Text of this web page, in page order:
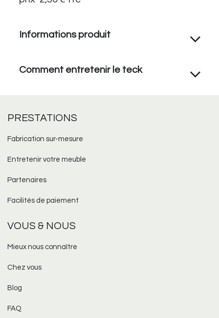
Informations produit
Comment entretenir le teck
PRESTATIONS
Fabrication sur-mesure​
Entretenir votre meuble
Partenaires
Facilités de paiement
VOUS & NOUS
Mieux nous connaître
Chez vous
Blog
FAQ